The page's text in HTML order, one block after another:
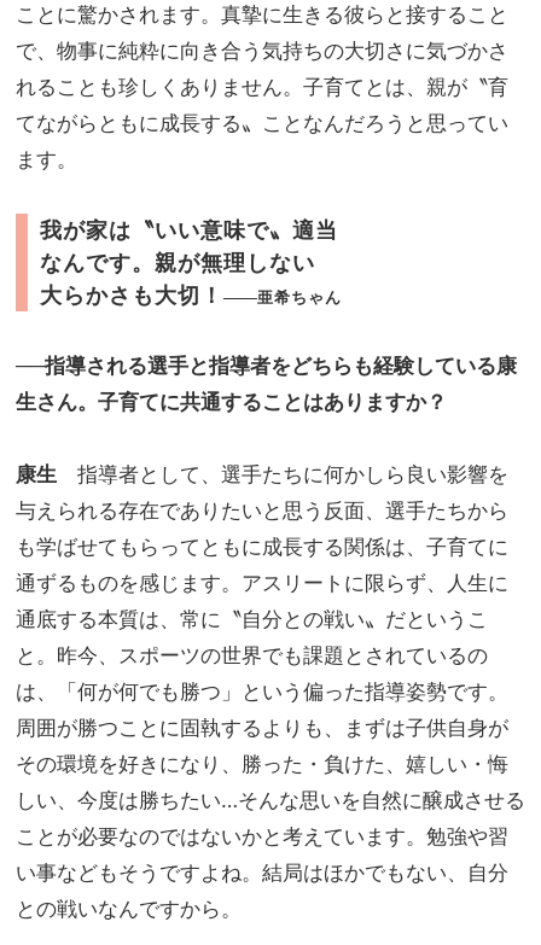
ことに驚かされます。真摯に生きる彼らと接すること
で、物事に純粋に向き合う気持ちの大切さに気づかさ
れることも珍しくありません。子育てとは、親が〝育
てながらともに成長する〟ことなんだろうと思ってい
ます。
我が家は〝いい意味で〟適当
なんです。親が無理しない
大らかさも大切！
亜希ちゃん
──指導される選手と指導者をどちらも経験している康
生さん。子育てに共通することはありますか？
康生 指導者として、選手たちに何かしら良い影響を
与えられる存在でありたいと思う反面、選手たちから
も学ばせてもらってともに成長する関係は、子育てに
通ずるものを感じます。アスリートに限らず、人生に
通底する本質は、常に〝自分との戦い〟だというこ
と。昨今、スポーツの世界でも課題とされているの
は、「何が何でも勝つ」という偏った指導姿勢です。
周囲が勝つことに固執するよりも、まずは子供自身が
その環境を好きになり、勝った・負けた、嬉しい・悔
しい、今度は勝ちたい…そんな思いを自然に醸成させる
ことが必要なのではないかと考えています。勉強や習
い事などもそうですよね。結局はほかでもない、自分
との戦いなんですから。